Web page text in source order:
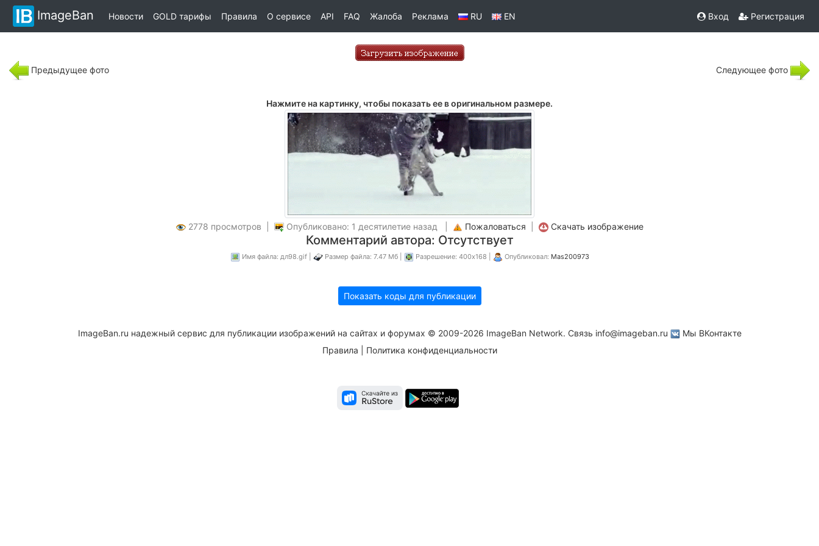
ImageBan Новости GOLD тарифы Правила О сервисе API FAQ Жалоба Реклама RU EN Вход Регистрация
Предыдущее фото Следующее фото
Нажмите на картинку, чтобы показать ее в оригинальном размере.
2778 просмотров | Опубликовано: 1 десятилетие назад | Пожаловаться Скачать изображение
Комментарий автора: Отсутствует
Имя файла: дл98.gif | Размер файла: 7.47 Мб | Разрешение: 400x168 | Опубликовал: Mas200973
Показать коды для публикации
ImageBan.ru надежный сервис для публикации изображений на сайтах и форумах © 2009-2026 ImageBan Network. Связь info@imageban.ru
Мы ВКонтакте
Правила
Политика конфиденциальности